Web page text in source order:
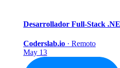
Desarrollador Full-Stack
Coderslab.io · Remoto
May 13